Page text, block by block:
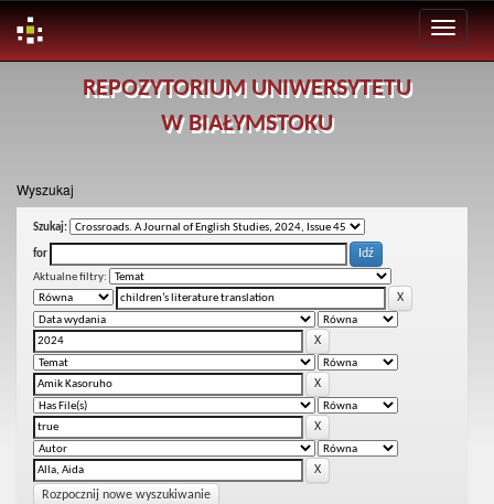
REPOZYTORIUM UNIWERSYTETU
W BIAŁYMSTOKU
Wyszukaj
Szukaj:
for
Aktualne filtry:
Rozpocznij nowe wyszukiwanie